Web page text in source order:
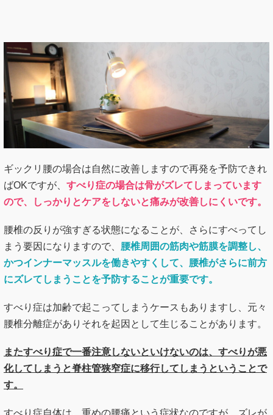
ギックリ腰の場合は自然に改善しますので再発を予防できれ
ばOKですが、 すべり症の場合は骨がズレてしまっています
ので、しっかりとケアをしないと痛みが改善しにくいです。
腰椎の反りが強すぎる状態になることが、さらにすべってし
まう要因になりますので、 腰椎周囲の筋肉や筋膜を調整し、
かつインナーマッスルを働きやすくして、腰椎がさらに前方
にズレてしまうことを予防することが重要です。
すべり症は加齢で起こってしまうケースもありますし、元々
腰椎分離症がありそれを起因として生じることがあります。
またすべり症で一番注意しないといけないのは、すべりが悪
化してしまうと脊柱管狭窄症に移行してしまうということで
す。